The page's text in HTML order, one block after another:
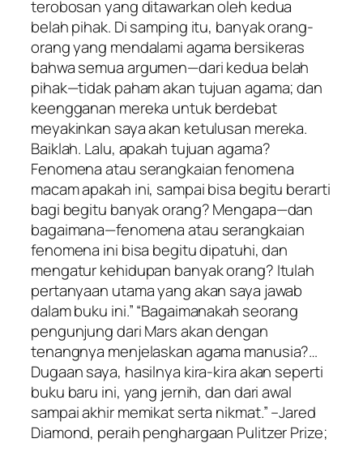
terobosan yang ditawarkan oleh kedua
belah pihak. Di samping itu, banyak orang-
orang yang mendalami agama bersikeras
bahwa semua argumen—dari kedua belah
pihak—tidak paham akan tujuan agama; dan
keengganan mereka untuk berdebat
meyakinkan saya akan ketulusan mereka.
Baiklah. Lalu, apakah tujuan agama?
Fenomena atau serangkaian fenomena
macam apakah ini, sampai bisa begitu berarti
bagi begitu banyak orang? Mengapa—dan
bagaimana—fenomena atau serangkaian
fenomena ini bisa begitu dipatuhi, dan
mengatur kehidupan banyak orang? Itulah
pertanyaan utama yang akan saya jawab
dalam buku ini.” “Bagaimanakah seorang
pengunjung dari Mars akan dengan
tenangnya menjelaskan agama manusia?…
Dugaan saya, hasilnya kira-kira akan seperti
buku baru ini, yang jernih, dan dari awal
sampai akhir memikat serta nikmat.” –Jared
Diamond, peraih penghargaan Pulitzer Prize;